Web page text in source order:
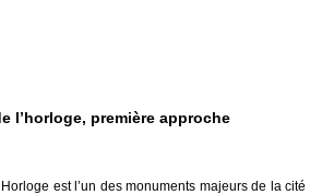
l’horloge, première approche
est l’un des monuments majeurs de la cité